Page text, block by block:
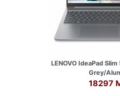
LENOVO IdeaPad
Grey/
18297